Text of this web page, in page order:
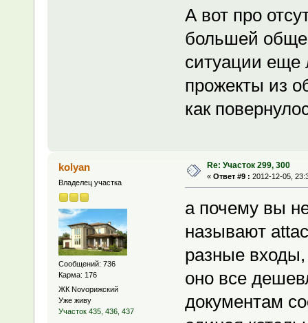
А вот про
большей
ситуации еще
прожекты из
как
kolyan
Владелец участка
Сообщений: 736
Карма: 176
ЖК Novoрижский
Уже живу
Участок 435, 436, 437
Re: Участок 299, 300
« Ответ #9 : 2012-12-05,
а почему вы
называют
разные входы,
оно все
документам